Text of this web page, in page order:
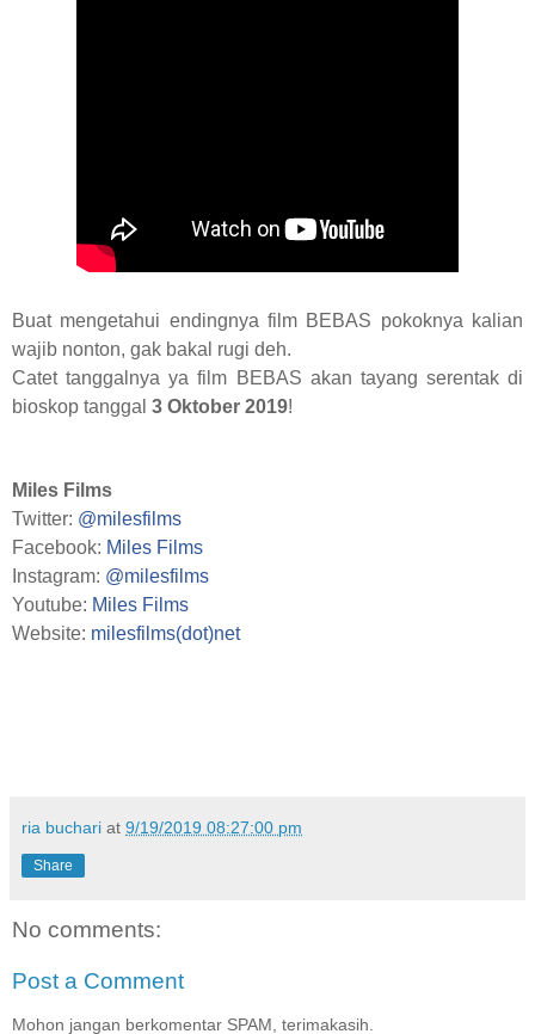
Buat mengetahui endingnya film BEBAS pokoknya kalian
wajib nonton, gak bakal rugi deh.
Catet tanggalnya ya film BEBAS akan tayang serentak di
bioskop tanggal 3 Oktober 2019!
Miles Films
Twitter: @milesfilms
Facebook: Miles Films
Instagram: @milesfilms
Youtube: Miles Films
Website: milesfilms(dot)net
ria buchari at 9/19/2019 08:27:00 pm
Share
No comments:
Post a Comment
Mohon jangan berkomentar SPAM, terimakasih.